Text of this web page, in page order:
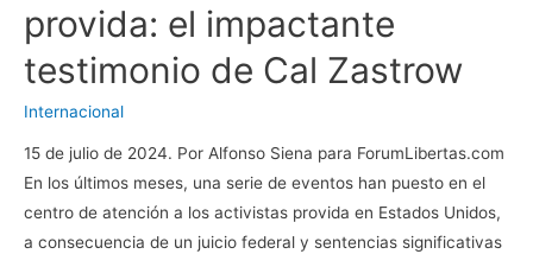
provida: el impactante
testimonio de Cal Zastrow
Internacional
15 de julio de 2024. Por Alfonso Siena para ForumLibertas.com
En los últimos meses, una serie de eventos han puesto en el
centro de atención a los activistas provida en Estados Unidos,
a consecuencia de un juicio federal y sentencias significativas